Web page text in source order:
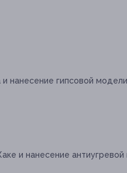
нанесение гипсовой
и нанесение антиугревой